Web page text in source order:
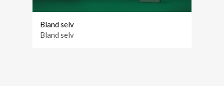
Bland selv
Bland selv